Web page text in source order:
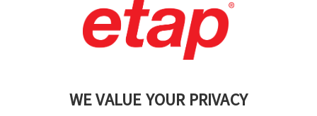
WE VALUE YOUR PRIVACY
Contáctenos | Condiciones de uso
política de privacidad Mapa del sitio